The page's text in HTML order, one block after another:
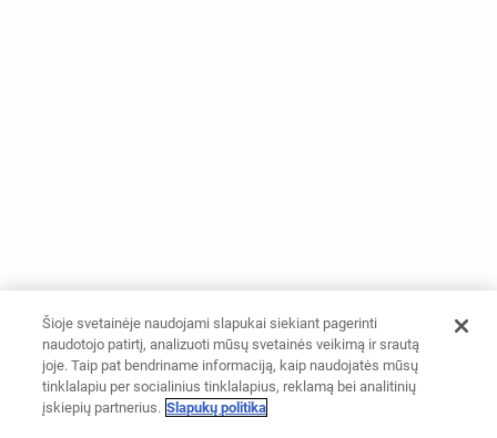
Šioje svetainėje naudojami slapukai siekiant pagerinti
naudotojo patirtį, analizuoti mūsų svetainės veikimą ir srautą
joje. Taip pat bendriname informaciją, kaip naudojatės mūsų
tinklalapiu per socialinius tinklalapius, reklamą bei analitinių
įskiepių partnerius. Slapukų politika